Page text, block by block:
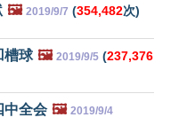
🖼️ 2019/9/7 (354,482次)
槽球 🖼️ 2019/9/5 (237,376
中全会 🖼️ 2019/9/4